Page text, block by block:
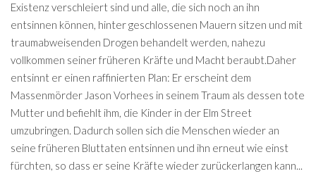
Existenz verschleiert sind und alle, die sich noch an ihn
entsinnen können, hinter geschlossenen Mauern sitzen und mit
traumabweisenden Drogen behandelt werden, nahezu
vollkommen seiner früheren Kräfte und Macht beraubt.Daher
entsinnt er einen raffinierten Plan: Er erscheint dem
Massenmörder Jason Vorhees in seinem Traum als dessen tote
Mutter und befiehlt ihm, die Kinder in der Elm Street
umzubringen. Dadurch sollen sich die Menschen wieder an
seine früheren Bluttaten entsinnen und ihn erneut wie einst
fürchten, so dass er seine Kräfte wieder zurückerlangen kann...